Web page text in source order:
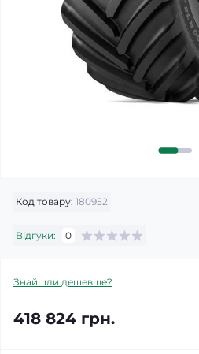
Код товару: 180952
Відгуки: 0
Знайшли дешевше?
418 824 грн.